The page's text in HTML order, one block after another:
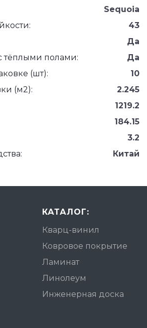
Sequoia
43
Да
тёплыми полами:
Да
(шт):
10
(м2):
2.245
1219.2
184.15
3.2
Китай
КАТАЛОГ:
Кварц-винил
Ковровое покрытие
Ламинат
Линолеум
Инженерная доска